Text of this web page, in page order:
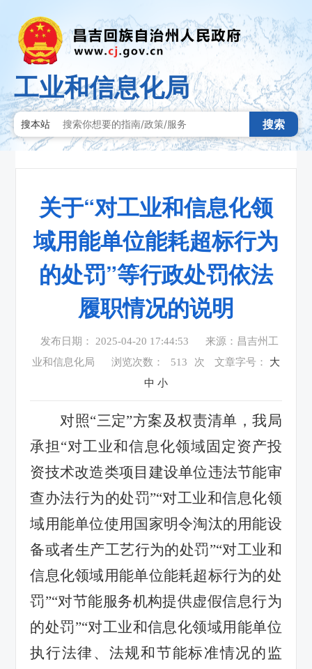
工业和信息化局
搜本站 搜索
关于“对工业和信息化领
域用能单位能耗超标行为
的处罚”等行政处罚依法
履职情况的说明
发布日期： 2025-04-20 17:44:53
来源：昌吉州工
业和信息化局
浏览次数： 513 次 文章字号： 大
中 小
对照“三定”方案及权责清单，我局
承担“对工业和信息化领域固定资产投
资技术改造类项目建设单位违法节能审
查办法行为的处罚”“对工业和信息化领
域用能单位使用国家明令淘汰的用能设
备或者生产工艺行为的处罚”“对工业和
信息化领域用能单位能耗超标行为的处
罚”“对节能服务机构提供虚假信息行为
的处罚”“对工业和信息化领域用能单位
执行法律、法规和节能标准情况的监